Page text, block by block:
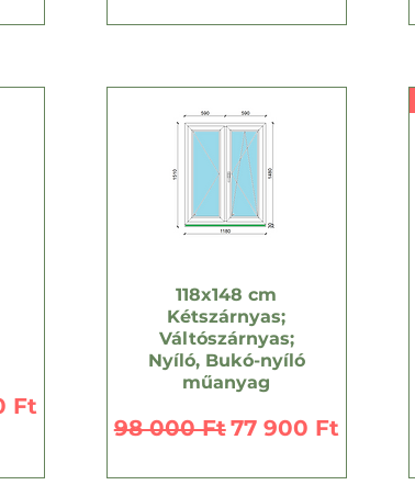
ár
Ft
118x148 cm
Kétszárnyas;
Váltószárnyas;
Nyíló, Bukó-nyíló
műanyag
Szokásos ár
98 000 FtAkciós ár
77 900 Ft